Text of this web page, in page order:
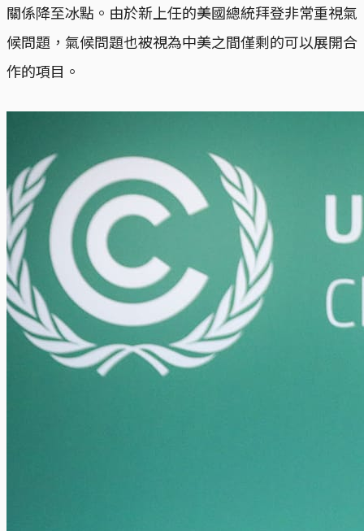
關係降至冰點。由於新上任的美國總統拜登非常重視氣
候問題，氣候問題也被視為中美之間僅剩的可以展開合
作的項目。